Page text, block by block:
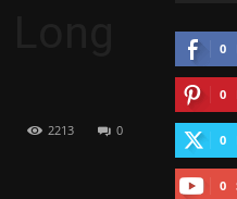
0
2213
0
0
0
0